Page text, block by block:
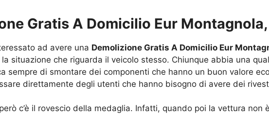
Gratis A Domicilio Eur
ad avere una Demolizione Gratis A Domicilio Eur
situazione che riguarda il veicolo stesso. Chiunque abbia una
sempre di smontare dei componenti che hanno un buon valore
direttamente degli utenti che hanno bisogno di avere dei
c’è il rovescio della medaglia. Infatti, quando poi la vettura